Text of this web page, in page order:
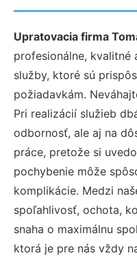
Upratovacia firma
profesionálne, kvalitné
služby, ktoré sú
požiadavkám.
Pri realizácií služieb
odbornosť, ale aj na
práce, pretože si
pochybenie môže
komplikácie. Medzi
spoľahlivosť, ochota,
snaha o maximálnu
ktorá je pre nás vždy